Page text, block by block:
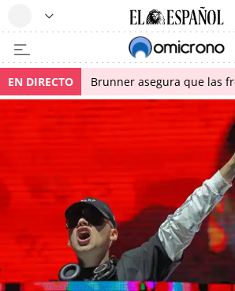
EN DIRECTO Brunner asegura que las